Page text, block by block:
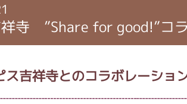
寺 ”Share for good!”コ
ス吉祥寺とのコラボレーショ
作家紹介
プインフォメーション